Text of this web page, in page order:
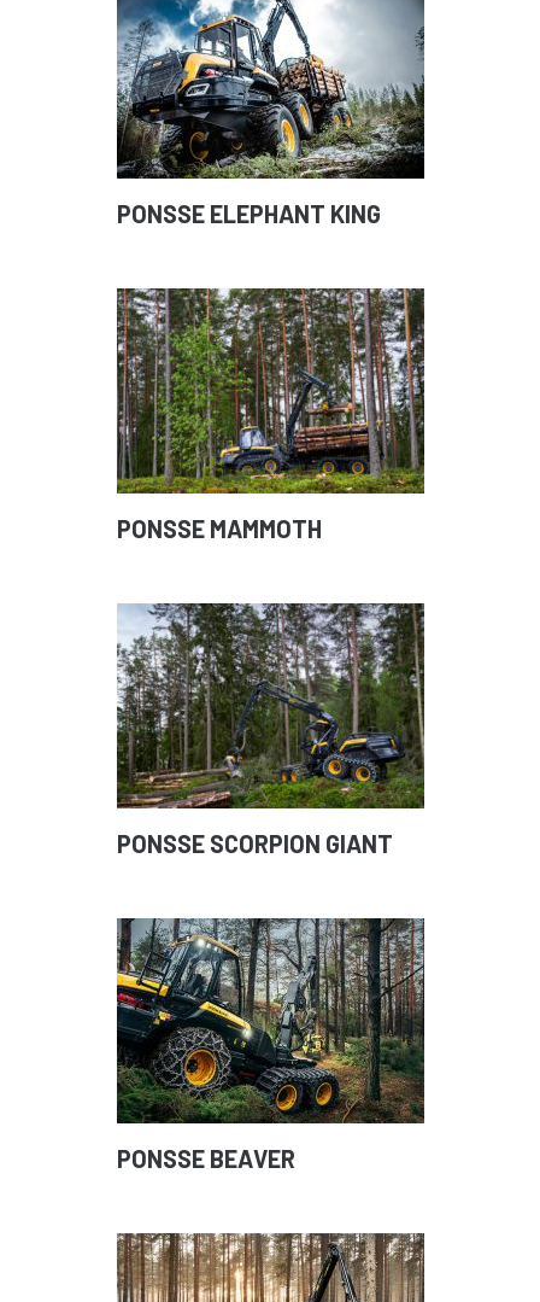
PONSSE ELEPHANT KING
PONSSE MAMMOTH
PONSSE SCORPION GIANT
PONSSE BEAVER